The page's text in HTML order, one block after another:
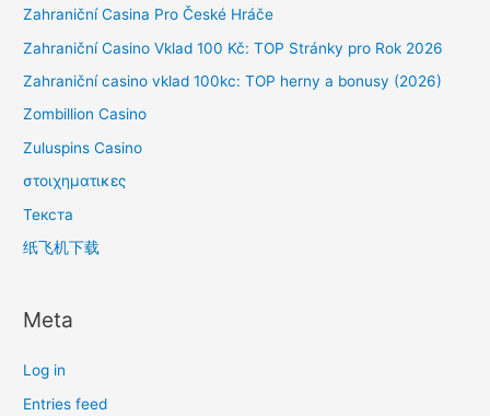
Zahraniční Casina Pro České Hráče
Zahraniční Casino Vklad 100 Kč: TOP Stránky pro Rok 2026
Zahraniční casino vklad 100kc: TOP herny a bonusy (2026)
Zombillion Casino
Zuluspins Casino
στοιχηματικες
Текста
纸飞机下载
Meta
Log in
Entries feed